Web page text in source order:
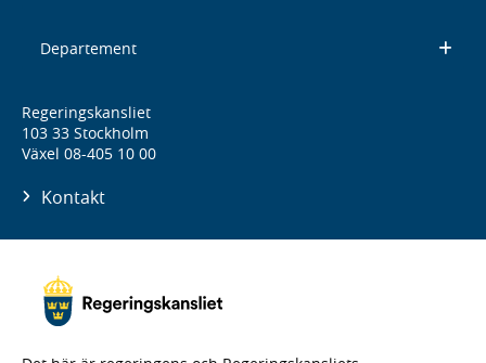
Departement
Regeringskansliet
103 33 Stockholm
Växel 08-405 10 00
Kontakt